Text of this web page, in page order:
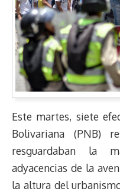
Este martes, siete
Bolivariana (PNB)
resguardaban la
adyacencias de la
la altura del